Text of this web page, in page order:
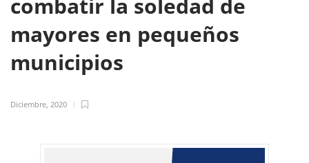
combatir la soledad de
mayores en pequeños
municipios
Diciembre, 2020